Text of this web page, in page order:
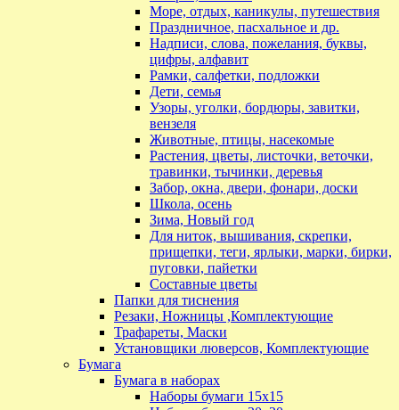
Море, отдых, каникулы, путешествия
Праздничное, пасхальное и др.
Надписи, слова, пожелания, буквы,
цифры, алфавит
Рамки, салфетки, подложки
Дети, семья
Узоры, уголки, бордюры, завитки,
вензеля
Животные, птицы, насекомые
Растения, цветы, листочки, веточки,
травинки, тычинки, деревья
Забор, окна, двери, фонари, доски
Школа, осень
Зима, Новый год
Для ниток, вышивания, скрепки,
прищепки, теги, ярлыки, марки, бирки,
пуговки, пайетки
Составные цветы
Папки для тиснения
Резаки, Ножницы ,Комплектующие
Трафареты, Маски
Установщики люверсов, Комплектующие
Бумага
Бумага в наборах
Наборы бумаги 15х15